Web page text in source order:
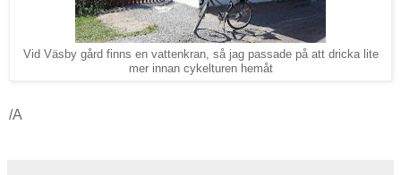
Vid Väsby gård finns en vattenkran, så jag passade på att dricka lite
mer innan cykelturen hemåt
/A